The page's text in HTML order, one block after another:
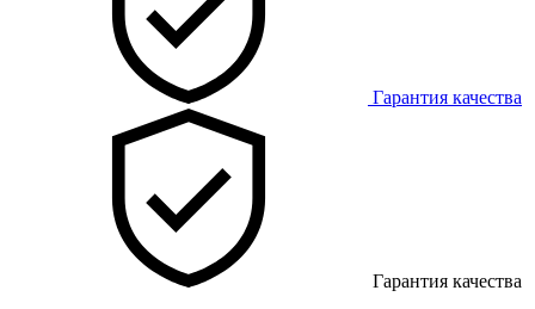
Гарантия качества
Гарантия качества